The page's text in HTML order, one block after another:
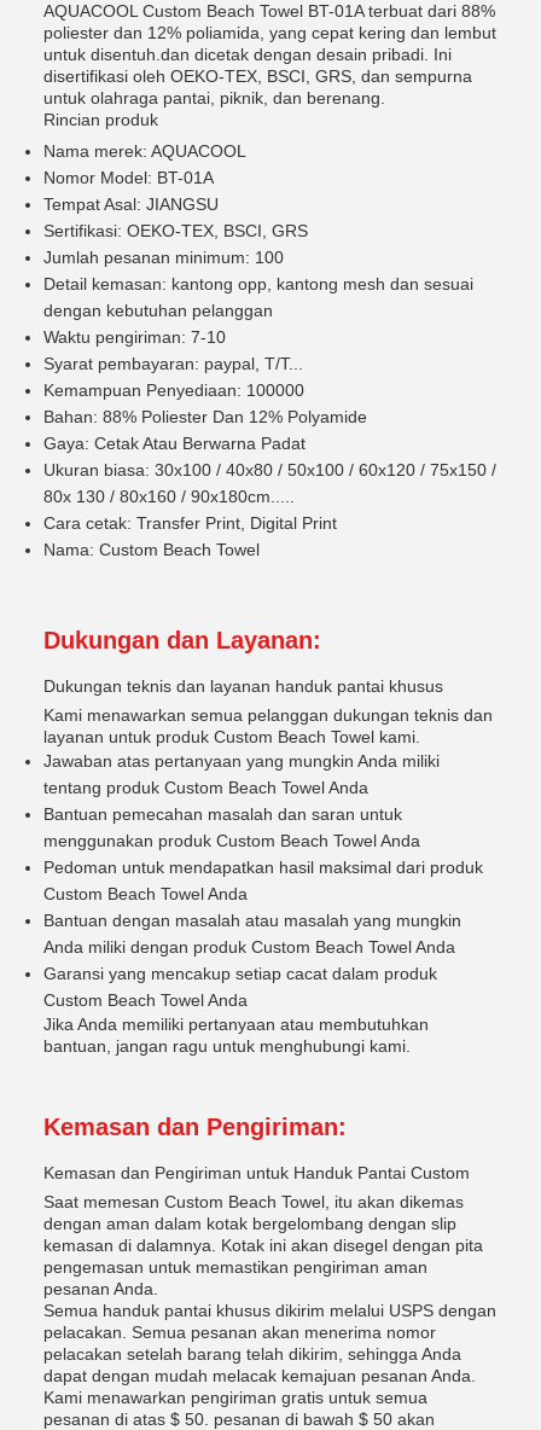
AQUACOOL Custom Beach Towel BT-01A terbuat dari 88%
poliester dan 12% poliamida, yang cepat kering dan lembut
untuk disentuh.dan dicetak dengan desain pribadi. Ini
disertifikasi oleh OEKO-TEX, BSCI, GRS, dan sempurna
untuk olahraga pantai, piknik, dan berenang.
Rincian produk
Nama merek: AQUACOOL
Nomor Model: BT-01A
Tempat Asal: JIANGSU
Sertifikasi: OEKO-TEX, BSCI, GRS
Jumlah pesanan minimum: 100
Detail kemasan: kantong opp, kantong mesh dan sesuai
dengan kebutuhan pelanggan
Waktu pengiriman: 7-10
Syarat pembayaran: paypal, T/T...
Kemampuan Penyediaan: 100000
Bahan: 88% Poliester Dan 12% Polyamide
Gaya: Cetak Atau Berwarna Padat
Ukuran biasa: 30x100 / 40x80 / 50x100 / 60x120 / 75x150 /
80x 130 / 80x160 / 90x180cm.....
Cara cetak: Transfer Print, Digital Print
Nama: Custom Beach Towel
Dukungan dan Layanan:
Dukungan teknis dan layanan handuk pantai khusus
Kami menawarkan semua pelanggan dukungan teknis dan
layanan untuk produk Custom Beach Towel kami.
Jawaban atas pertanyaan yang mungkin Anda miliki
tentang produk Custom Beach Towel Anda
Bantuan pemecahan masalah dan saran untuk
menggunakan produk Custom Beach Towel Anda
Pedoman untuk mendapatkan hasil maksimal dari produk
Custom Beach Towel Anda
Bantuan dengan masalah atau masalah yang mungkin
Anda miliki dengan produk Custom Beach Towel Anda
Garansi yang mencakup setiap cacat dalam produk
Custom Beach Towel Anda
Jika Anda memiliki pertanyaan atau membutuhkan
bantuan, jangan ragu untuk menghubungi kami.
Kemasan dan Pengiriman:
Kemasan dan Pengiriman untuk Handuk Pantai Custom
Saat memesan Custom Beach Towel, itu akan dikemas
dengan aman dalam kotak bergelombang dengan slip
kemasan di dalamnya. Kotak ini akan disegel dengan pita
pengemasan untuk memastikan pengiriman aman
pesanan Anda.
Semua handuk pantai khusus dikirim melalui USPS dengan
pelacakan. Semua pesanan akan menerima nomor
pelacakan setelah barang telah dikirim, sehingga Anda
dapat dengan mudah melacak kemajuan pesanan Anda.
Kami menawarkan pengiriman gratis untuk semua
pesanan di atas $ 50. pesanan di bawah $ 50 akan